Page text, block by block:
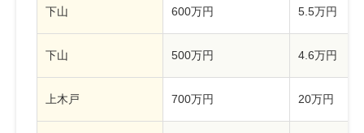
下山 600万円 5.5万円
下山 500万円 4.6万円
上木戸 700万円 20万円